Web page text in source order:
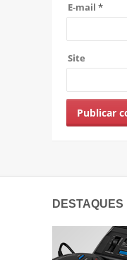
E-mail *
Site
DESTAQUES